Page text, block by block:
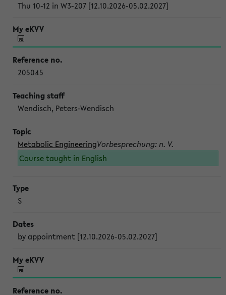
Thu 10-12 in W3-207 [12.10.2026-05.02.2027]
205045
Wendisch, Peters-Wendisch
Metabolic EngineeringVorbesprechung: n. V.
Course taught in English
S
by appointment [12.10.2026-05.02.2027]